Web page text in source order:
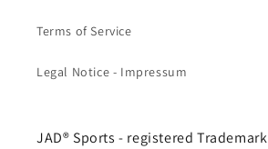
Terms of Service
Legal Notice - Impressum
JAD® Sports - registered Trademark